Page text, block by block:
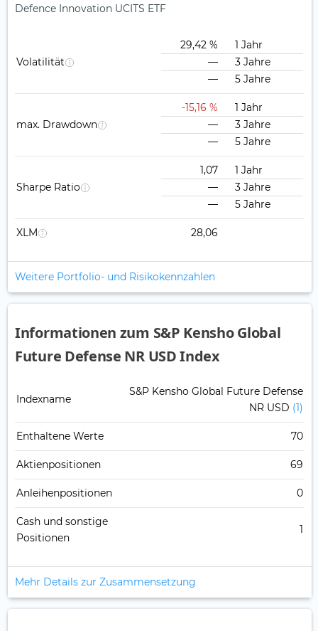
Defence Innovation UCITS ETF
Volatilität
29,42 %
1 Jahr
—
3 Jahre
—
5 Jahre
max. Drawdown
-15,16 %
1 Jahr
—
3 Jahre
—
5 Jahre
Sharpe Ratio
1,07
1 Jahr
—
3 Jahre
—
5 Jahre
XLM 28,06
Weitere Portfolio- und Risikokennzahlen
Informationen zum S&P Kensho Global
Future Defense NR USD Index
Indexname
S&P Kensho Global Future Defense
NR USD (1)
Enthaltene Werte 70
Aktienpositionen 69
Anleihenpositionen 0
Cash und sonstige
Positionen
1
Mehr Details zur Zusammensetzung